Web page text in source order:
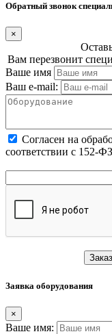
Обратный звонок
×
Вам перезвонит
Ваше имя
Ваш e-mail:
Cогласен на
соответствии с 152-ФЗ
Заявка оборудования
×
Ваше имя: